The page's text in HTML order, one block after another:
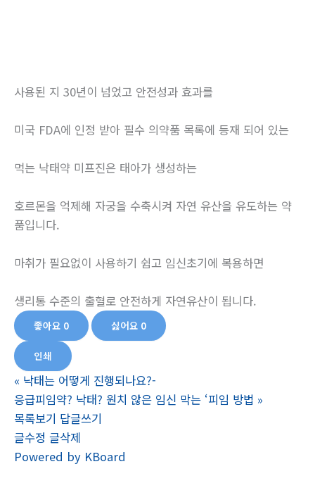
사용된 지 30년이 넘었고 안전성과 효과를
미국 FDA에 인정 받아 필수 의약품 목록에 등재 되어 있는
먹는 낙태약 미프진은 태아가 생성하는
호르몬을 억제해 자궁을 수축시켜 자연 유산을 유도하는 약
품입니다.
마취가 필요없이 사용하기 쉽고 임신초기에 복용하면
생리통 수준의 출혈로 안전하게 자연유산이 됩니다.
좋아요 0 싫어요 0
인쇄
« 낙태는 어떻게 진행되나요?-
응급피임약? 낙태? 원치 않은 임신 막는 ‘피임 방법 »
목록보기 답글쓰기
글수정 글삭제
Powered by KBoard